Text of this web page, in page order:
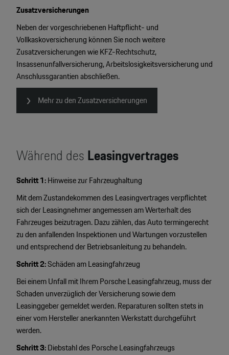
Zusatzversicherungen
Neben der vorgeschriebenen Haftpflicht- und
Vollkaskoversicherung können Sie noch weitere
Zusatzversicherungen wie KFZ-Rechtschutz,
Insassenunfallversicherung, Arbeitslosigkeitsversicherung und
Anschlussgarantien abschließen.
Mehr zu den Zusatzversicherungen
Während desLeasingvertrages
Schritt 1:Hinweise zur Fahrzeughaltung
Mit dem Zustandekommen des Leasingvertrages verpflichtet
sich der Leasingnehmer angemessen am Werterhalt des
Fahrzeuges beizutragen. Dazu zählen, das Auto termingerecht
zu den anfallenden Inspektionen und Wartungen vorzustellen
und entsprechend der Betriebsanleitung zu behandeln.
Schritt 2:Schäden am Leasingfahrzeug
Bei einem Unfall mit Ihrem Porsche Leasingfahrzeug, muss der
Schaden unverzüglich der Versicherung sowie dem
Leasinggeber gemeldet werden. Reparaturen sollten stets in
einer vom Hersteller anerkannten Werkstatt durchgeführt
werden.
Schritt 3:Diebstahl des Porsche Leasingfahrzeugs